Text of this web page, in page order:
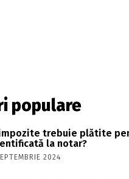
populare
trebuie plătite
la notar?
2024